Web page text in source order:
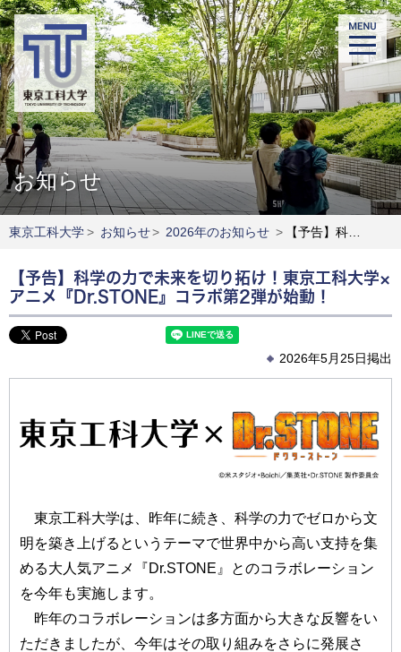
お知らせ
東京工科大学> お知らせ> 2026年のお知らせ > 【予告】科学の力で未来を切り拓け！東京工科大学×アニメ『Dr.STONE』コラボ第2弾が始動！
【予告】科学の力で未来を切り拓け！東京工科大学×
アニメ『Dr.STONE』コラボ第2弾が始動！
2026年5月25日掲出
東京工科大学は、昨年に続き、科学の力でゼロから文
明を築き上げるというテーマで世界中から高い支持を集
める大人気アニメ『Dr.STONE』とのコラボレーション
を今年も実施します。
昨年のコラボレーションは多方面から大きな反響をい
ただきましたが、今年はその取り組みをさらに発展さ